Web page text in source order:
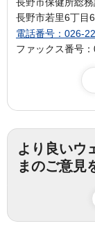
長野市若里6丁目
電話番号：026-
ファックス番号
より良いウ
まのご意見